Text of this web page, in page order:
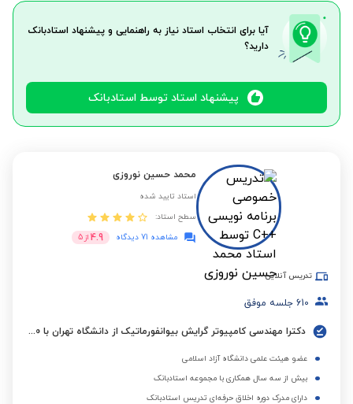
آیا برای انتخاب استاد نیاز به راهنمایی و پیشنهاد استادبانک
دارید؟
پیشنهاد استاد توسط استادبانک
محمد حسین نوروزی
استاد تایید شده
سطح استاد:
مشاهده 71 دیدگاه
4.9 از 5
تدریس آنلاین
610 جلسه موفق
دکترا مهندسی کامپیوتر گرایش بیوانفورماتیک از دانشگاه تهران با 20 سال سابقه تدریس
عضو هیئت علمی دانشگاه آزاد اسلامی
بیش از سه سال همکاری با مجموعه استادبانک
دارای مدرک دوره اخلاق حرفه‌ای تدریس استادبانک